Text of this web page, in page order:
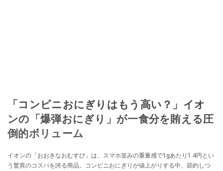
「コンビニおにぎりはもう高い？」イオ
ンの「爆弾おにぎり」が一食分を賄える圧
倒的ボリューム
イオンの「おおきなおむすび」は、スマホ並みの重量感で1gあたり1.4円とい
う驚異のコスパを誇る商品。コンビニおにぎりが値上がりする中、節約しつ